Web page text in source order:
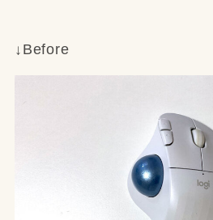
↓Before